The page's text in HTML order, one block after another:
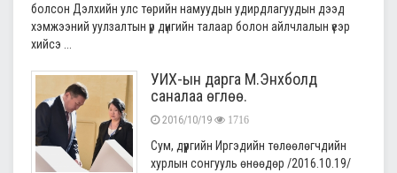
болсон Дэлхийн улс төрийн намуудын удирдлагуудын дээд
хэмжээний уулзалтын үр дүнгийн талаар болон айлчлалын үеэр
хийсэ ...
УИХ-ын дарга М.Энхболд
саналаа өглөө.
2016/10/19 1716
Сум, дүүргийн Иргэдийн төлөөлөгчдийн
хурлын сонгууль өнөөдөр /2016.10.19/